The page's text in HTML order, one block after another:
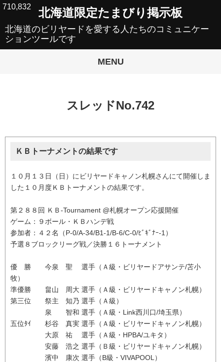
北海道限定たまびり掲示板
北海道のビリヤードを愛する人たちのコミュニケー
ションツールです
MENU
710,832
スレッドNo.742
ＫＢトーナメントの結果です
１０月１３日（日）にビリヤードキャノン札幌さんにて開催しま
した１０月度ＫＢトーナメントの結果です。
第２８８回 ＫＢ-Tournament @札幌オープン応援開催
ゲーム：９ボール・ＫＢハンデ戦
参加者：４２名（P-0/A-34/B1-1/B-6/C-0/ﾋﾞｷﾞﾅｰ-1）
予選８ブロックリーグ戦／決勝１６トーナメント
優 勝 今泉 聖 選手（Ａ級・ビリヤードアサンテ/苫小
牧）
準優勝 畠山 周大 選手（Ａ級・ビリヤードキャノン札幌）
第三位 祭主 知乃 選手（Ａ級）
泉 智和 選手（Ａ級・Link西川口/埼玉県）
五位ﾀｲ 杉谷 真実 選手（Ａ級・ビリヤードキャノン札幌）
大原 祐 選手（Ａ級・HPBA/ユキタ）
安藤 浩之 選手（Ｂ級・ビリヤードキャノン札幌）
濱中 康次 選手（B級・VIVAPOOL）